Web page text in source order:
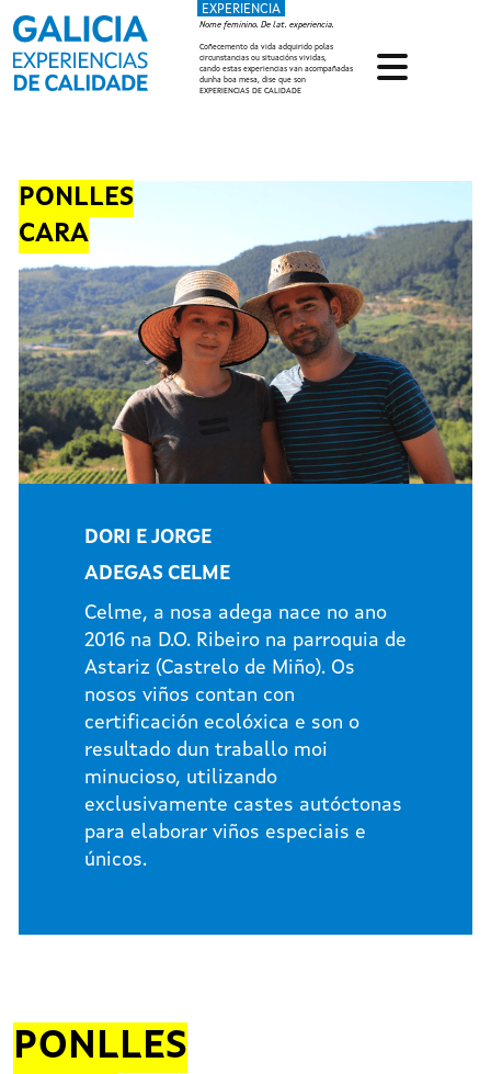
Ir o contido principal
EXPERIENCIA
Nome feminino. De lat. experiencia.
Coñecemento da vida adquirido polas
circunstancias ou situacións vividas,
cando estas experiencias van acompañadas
dunha boa mesa, dise que son
EXPERIENCIAS DE CALIDADE
PONLLES
CARA
DORI E JORGE
ADEGAS CELME
Celme, a nosa adega nace no ano
2016 na D.O. Ribeiro na parroquia de
Astariz (Castrelo de Miño). Os
nosos viños contan con
certificación ecolóxica e son o
resultado dun traballo moi
minucioso, utilizando
exclusivamente castes autóctonas
para elaborar viños especiais e
únicos.
PONLLES